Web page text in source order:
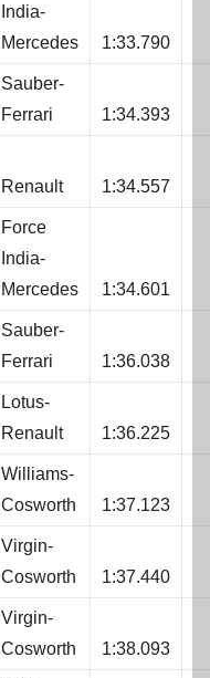
India-
Mercedes
1:33.790
Sauber-
Ferrari
1:34.393
Renault 1:34.557
Force
India-
Mercedes
1:34.601
Sauber-
Ferrari
1:36.038
Lotus-
Renault
1:36.225
Williams-
Cosworth
1:37.123
Virgin-
Cosworth
1:37.440
Virgin-
Cosworth
1:38.093